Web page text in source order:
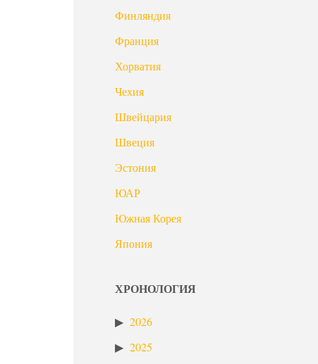
Финляндия
Франция
Хорватия
Чехия
Швейцария
Швеция
Эстония
ЮАР
Южная Корея
Япония
ХРОНОЛОГИЯ
2026
2025